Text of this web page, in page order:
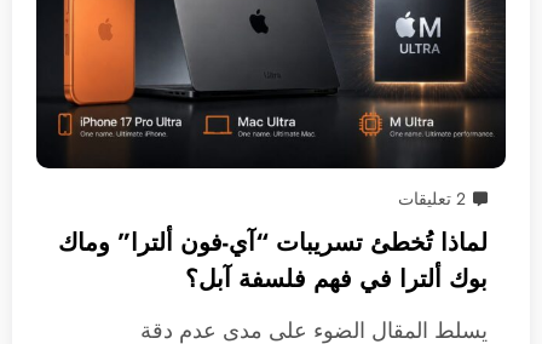
2 تعليقات
لماذا تُخطئ تسريبات “آي-فون ألترا” وماك
بوك ألترا في فهم فلسفة آبل؟
يسلط المقال الضوء على مدى عدم دقة